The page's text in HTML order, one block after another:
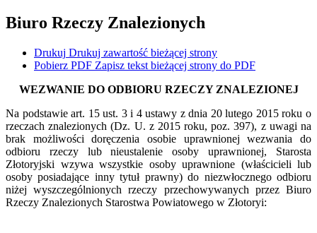
Biuro Rzeczy Znalezionych
Drukuj Drukuj zawartość bieżącej strony
Pobierz PDF Zapisz tekst bieżącej strony do PDF
WEZWANIE DO ODBIORU RZECZY ZNALEZIONEJ
Na podstawie art. 15 ust. 3 i 4 ustawy z dnia 20 lutego 2015 roku o
rzeczach znalezionych (Dz. U. z 2015 roku, poz. 397), z uwagi na
brak możliwości doręczenia osobie uprawnionej wezwania do
odbioru rzeczy lub nieustalenie osoby uprawnionej, Starosta
Złotoryjski wzywa wszystkie osoby uprawnione (właścicieli lub
osoby posiadające inny tytuł prawny) do niezwłocznego odbioru
niżej wyszczególnionych rzeczy przechowywanych przez Biuro
Rzeczy Znalezionych Starostwa Powiatowego w Złotoryi: